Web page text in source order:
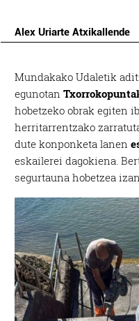
Alex Uriarte Atxikallende
Mundakako Udaletik
egunotan
hobetzeko obrak egiten
herritarrentzako
dute konponketa lanen
eskailerei dagokiena.
segurtauna hobetzea